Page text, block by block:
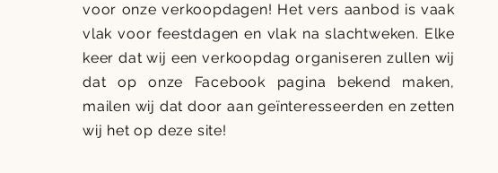
voor onze verkoopdagen! Het vers aanbod is vaak
vlak voor feestdagen en vlak na slachtweken. Elke
keer dat wij een verkoopdag organiseren zullen wij
dat op onze Facebook pagina bekend maken,
mailen wij dat door aan geïnteresseerden en zetten
wij het op deze site!